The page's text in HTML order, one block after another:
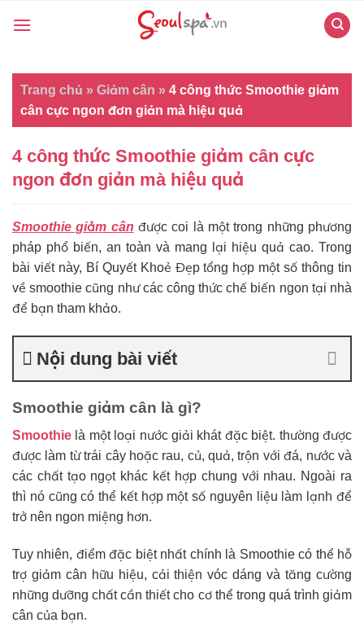
Trang chủ » Giảm cân » 4 công thức Smoothie giảm
cân cực ngon đơn giản mà hiệu quả
4 công thức Smoothie giảm cân cực
ngon đơn giản mà hiệu quả
Smoothie giảm cân được coi là một trong những phương
pháp phổ biến, an toàn và mang lại hiệu quả cao. Trong
bài viết này, Bí Quyết Khoẻ Đẹp tổng hợp một số thông tin
về smoothie cũng như các công thức chế biến ngon tại nhà
để bạn tham khảo.
Nội dung bài viết
Smoothie giảm cân là gì?
Smoothie là một loại nước giải khát đặc biệt. thường được
được làm từ trái cây hoặc rau, củ, quả, trộn với đá, nước và
các chất tạo ngọt khác kết hợp chung với nhau. Ngoài ra
thì nó cũng có thể kết hợp một số nguyên liệu làm lạnh để
trở nên ngon miệng hơn.
Tuy nhiên, điểm đặc biệt nhất chính là Smoothie có thể hỗ
trợ giảm cân hữu hiệu, cải thiện vóc dáng và tăng cường
những dưỡng chất cần thiết cho cơ thể trong quá trình giảm
cân của bạn.